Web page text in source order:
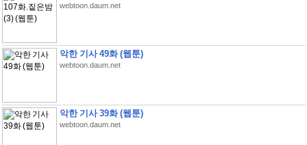
webtoon.daum.net
악한 기사 49화 (웹툰)
webtoon.daum.net
악한 기사 39화 (웹툰)
webtoon.daum.net